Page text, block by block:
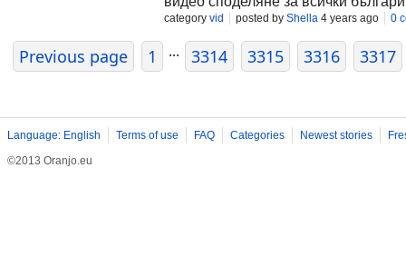
category vid posted by Shella 4 years ago 0
Previous page 1 ... 3314 3315 3316 3317
Language: English Terms of use FAQ Categories Newest stories
©2013 Oranjo.eu